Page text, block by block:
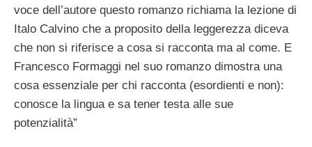
voce dell’autore questo romanzo richiama la lezione di
Italo Calvino che a proposito della leggerezza diceva
che non si riferisce a cosa si racconta ma al come. E
Francesco Formaggi nel suo romanzo dimostra una
cosa essenziale per chi racconta (esordienti e non):
conosce la lingua e sa tener testa alle sue
potenzialità”